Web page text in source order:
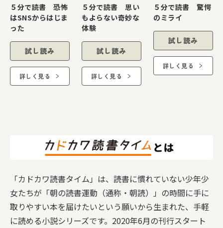
５分で読書 恐怖
はSNSからはじま
った
試し読み
詳しく見る
５分で読書 思い
もよらない奇妙な
体験
試し読み
詳しく見る
５分で読書 驚愕
のミライ
試し読み
詳しく見る
「カドカワ読書タイム」は、読書に慣れていない少年少
女たちが「朝の読書運動（通称・朝読）」の時間に手に
取りやすい本を届けたいという願いから生まれた、手軽
に読める小説シリーズです。2020年6月の刊行スタート